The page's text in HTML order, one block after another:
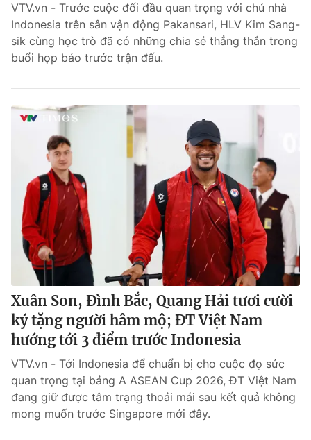
VTV.vn - Trước cuộc đối đầu quan trọng với chủ nhà
Indonesia trên sân vận động Pakansari, HLV Kim Sang-
sik cùng học trò đã có những chia sẻ thẳng thắn trong
buổi họp báo trước trận đấu.
Xuân Son, Đình Bắc, Quang Hải tươi cười
ký tặng người hâm mộ; ĐT Việt Nam
hướng tới 3 điểm trước Indonesia
VTV.vn - Tới Indonesia để chuẩn bị cho cuộc đọ sức
quan trọng tại bảng A ASEAN Cup 2026, ĐT Việt Nam
đang giữ được tâm trạng thoải mái sau kết quả không
mong muốn trước Singapore mới đây.